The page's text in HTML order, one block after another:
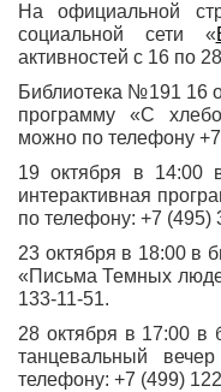
На официальной
социальной сети «
активностей с 16 по
Библиотека №191 16
программу «С
можно по телефону
19 октября в 14:00
интерактивная
по телефону: +7 (495)
23 октября в 18:00 в
«Письма Темных
133-11-51.
28 октября в 17:00 в
танцевальный
телефону: +7 (499)